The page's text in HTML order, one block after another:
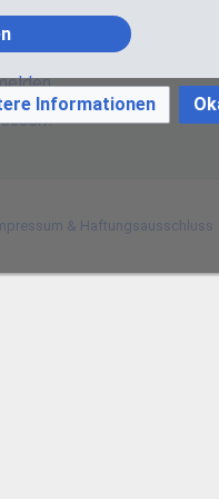
& Haftungsausschluss
Informationen